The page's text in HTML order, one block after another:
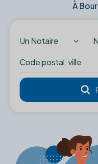
À
Un Notaire